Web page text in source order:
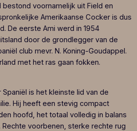
bestond voornamelijk uit Field en
Amerikaanse Cocker is dus
De eerste Ami werd in 1954
door de grondlegger van de
club mevr. N. Koning-Goudappel.
met het ras gaan fokken.
is het kleinste lid van de
Hij heeft een stevig compact
hoofd, het totaal volledig in balans
Rechte voorbenen, sterke rechte rug